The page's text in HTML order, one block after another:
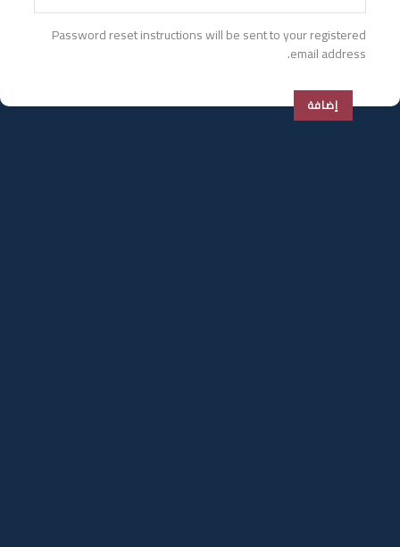
Password reset instructions will be sent to your registered
email address.